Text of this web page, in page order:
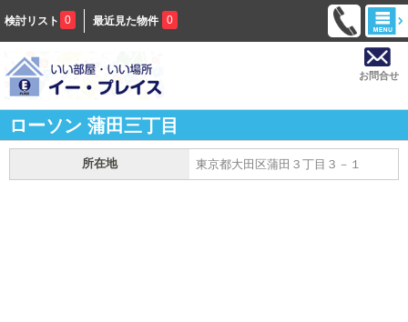
検討リスト 0 最近見た物件 0
お問合せ
ローソン 蒲田三丁目
所在地 東京都大田区蒲田３丁目３－１